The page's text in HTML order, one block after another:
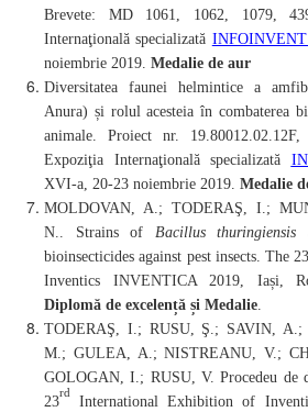
Brevete: MD 1061, 1062, 1079,
Internaţională specializată
noiembrie 2019. Medalie de aur
Diversitatea faunei helmintice a
Anura) și rolul acesteia în combaterea
animale. Proiect nr.
Expoziţia Internaţională specializată
XVI-a, 20-23 noiembrie 2019. Medalie
MOLDOVAN, A.; TODERAŞ, I.;
N.. Strains of Bacillus thuringiensis
bioinsecticides against pest insects. The
Inventics INVENTICA 2019, Iași,
Diplomă de excelență și Medalie.
TODERAŞ, I.; RUSU, Ş.; SAVIN,
M.; GULEA, A.;NISTREANU, V.;
GOLOGAN, I.; RUSU, V.Procedeu de
23
rd
International Exhibition of